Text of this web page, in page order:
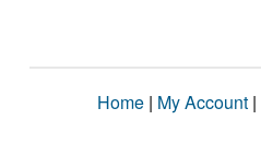
Home | My Account |